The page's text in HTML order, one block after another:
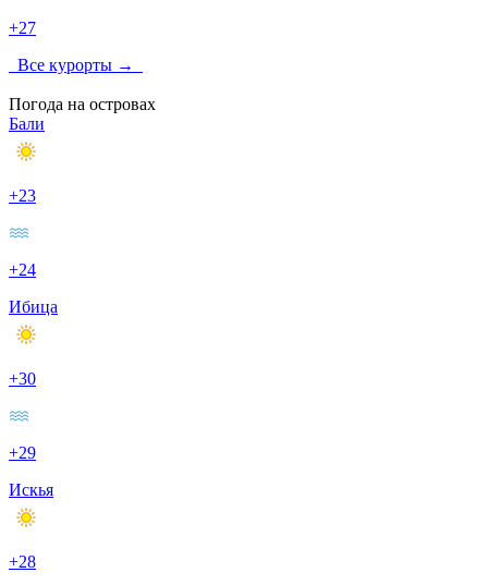
+27
Все курорты →
Погода на островах
Бали
+23
+24
Ибица
+30
+29
Искья
+28